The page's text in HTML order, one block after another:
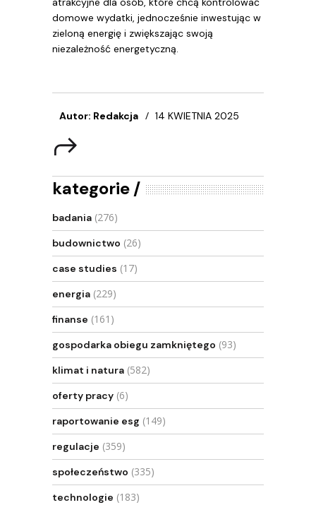
domowe wydatki, jednocześnie inwestując w
zieloną energię i zwiększając swoją
niezależność energetyczną.
Autor: Redakcja 14 KWIETNIA 2025
kategorie
badania (276)
budownictwo (26)
case studies (17)
energia (229)
finanse (161)
gospodarka obiegu zamkniętego (93)
klimat i natura (582)
oferty pracy (6)
raportowanie esg (149)
regulacje (359)
społeczeństwo (335)
technologie (183)